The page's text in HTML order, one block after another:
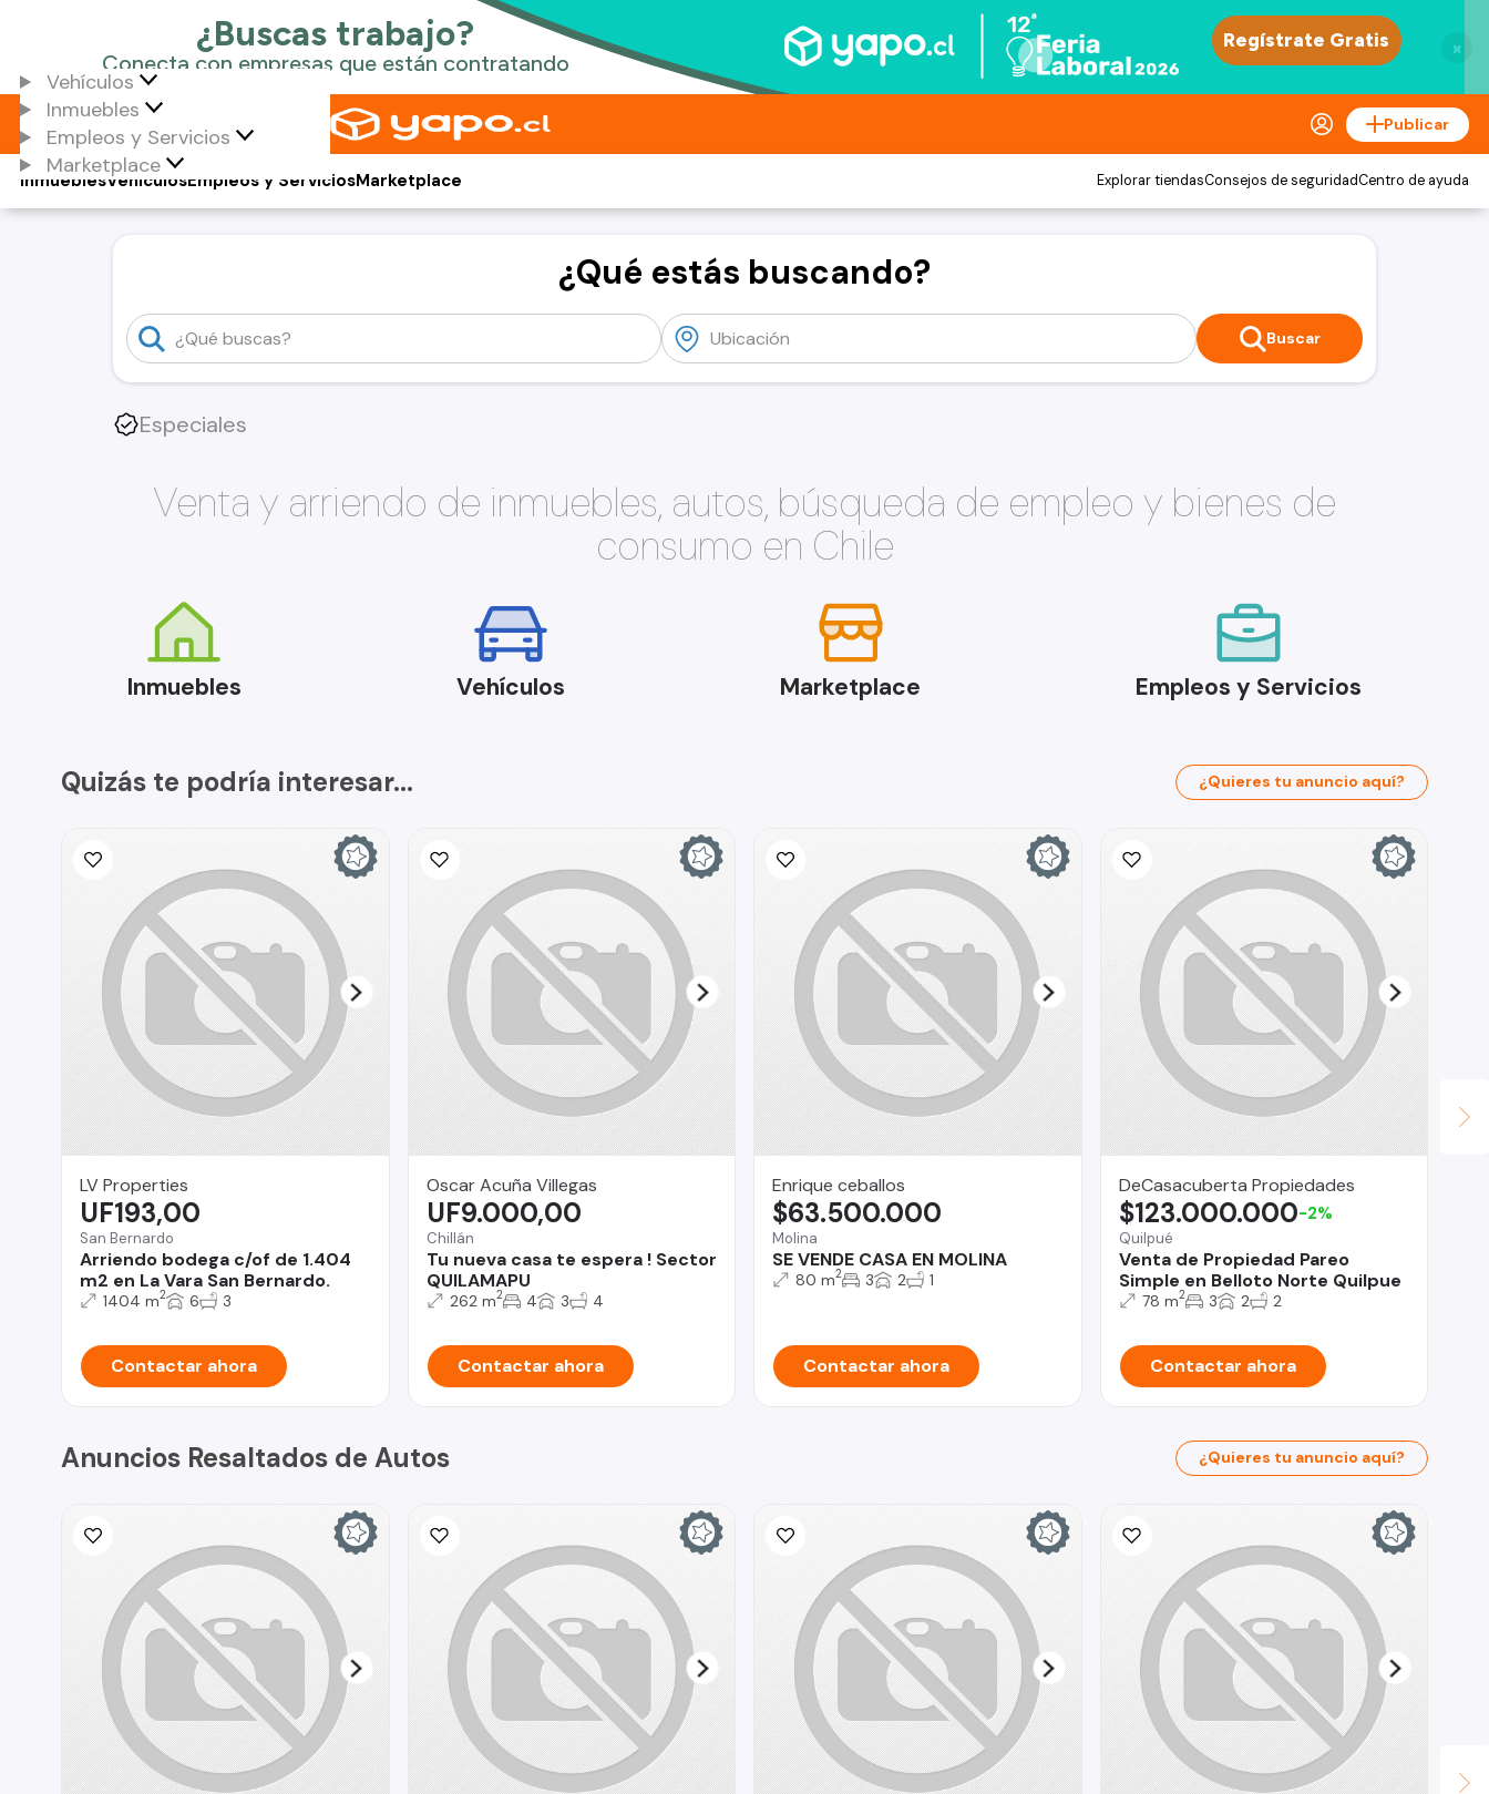
×
Vehículos
Inmuebles
Empleos y Servicios
Marketplace
Publicar
Vehículos
Inmuebles Empleos y ServiciosMarketplace Explorar tiendasConsejos de seguridadCentro de ayuda
¿Qué estás buscando?
Buscar
Especiales
Venta y arriendo de inmuebles, autos, búsqueda de empleo y bienes de
consumo en Chile
Inmuebles Vehículos Marketplace Empleos y Servicios
Quizás te podría interesar... ¿Quieres tu anuncio aquí?
LV Properties
San Bernardo
Arriendo bodega c/of de 1.404
m2 en La Vara San Bernardo.
UF193,00
1404 m2 6 3
Contactar ahora
Oscar Acuña Villegas
Chillán
Tu nueva casa te espera ! Sector
QUILAMAPU
UF9.000,00
262 m2 4 3 4
Contactar ahora
Enrique ceballos
Molina
SE VENDE CASA EN MOLINA
$63.500.000
80 m2 3 2 1
Contactar ahora
DeCasacuberta Propiedades
Quilpué
Venta de Propiedad Pareo
Simple en Belloto Norte Quilpue
$123.000.000-2%
78 m2 3 2 2
Contactar ahora
Anuncios Resaltados de Autos ¿Quieres tu anuncio aquí?